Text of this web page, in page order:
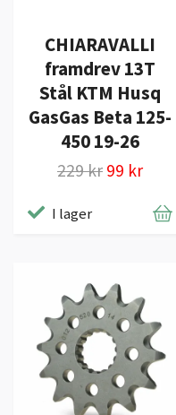
CHIARAVALLI
framdrev 13T
Stål KTM Husq
GasGas Beta 125-
450 19-26
229 kr 99 kr
I lager